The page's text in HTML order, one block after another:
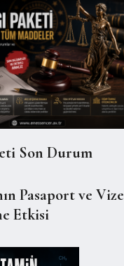
Son Durum
Pasaport ve Vize
Etkisi